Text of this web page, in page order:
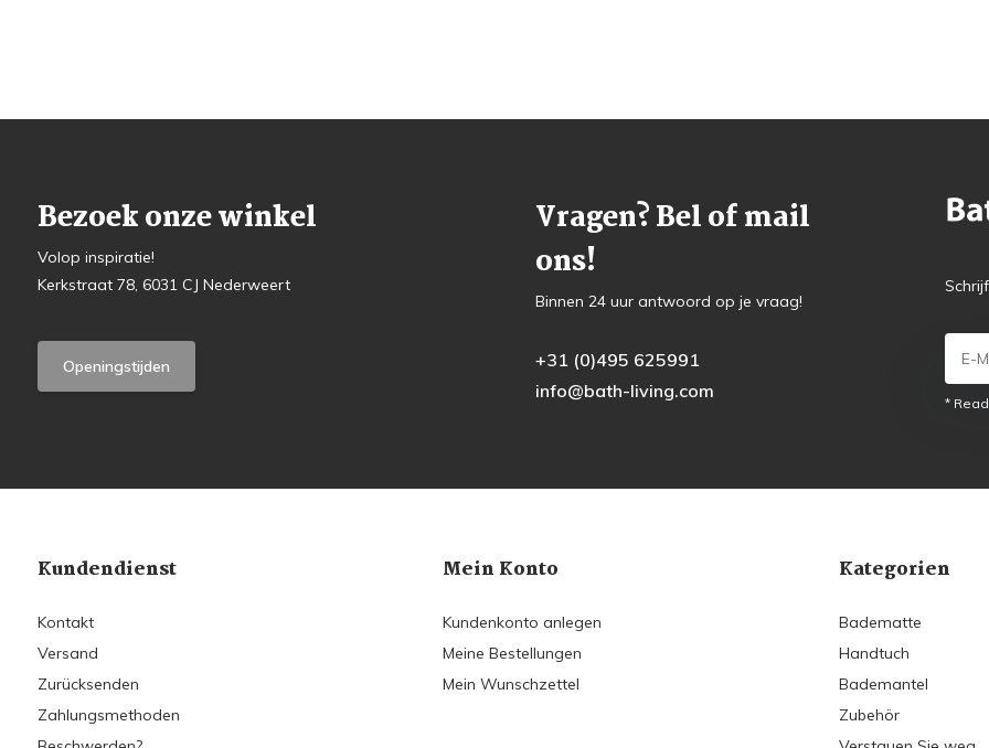
Bezoek onze winkel
Volop inspiratie!
Kerkstraat 78, 6031 CJ Nederweert
Openingstijden
Vragen? Bel of mail
ons!
Binnen 24 uur antwoord op je vraag!
+31 (0)495 625991
info@bath-living.com
*
Kundendienst
Kontakt
Versand
Zurücksenden
Zahlungsmethoden
Mein Konto
Kundenkonto anlegen
Meine Bestellungen
Mein Wunschzettel
Kategorien
Badematte
Handtuch
Bademantel
Zubehör